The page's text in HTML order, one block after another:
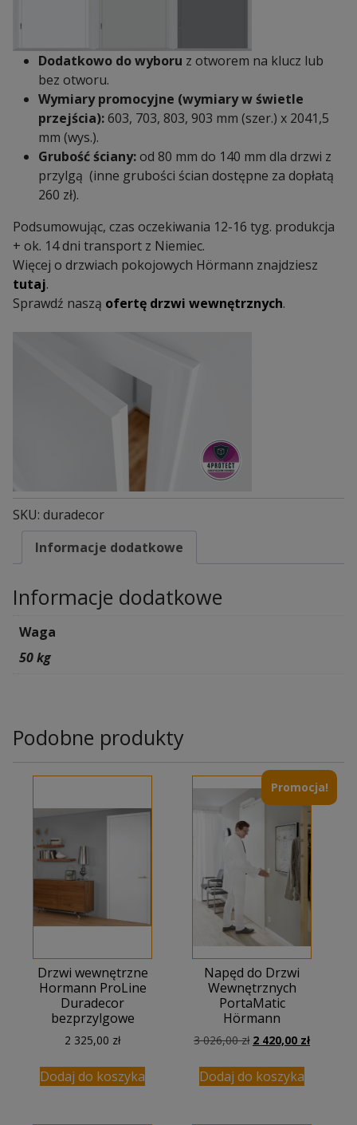
Dodatkowo do wyboru z otworem na klucz lub
bez otworu.
Wymiary promocyjne (wymiary w świetle
przejścia):603, 703, 803, 903 mm (szer.) x 2041,5
mm (wys.).
Grubość ściany:od 80 mm do 140 mm dla drzwi z
przylgą (inne grubości ścian dostępne za dopłatą
260 zł).
Podsumowując, czas oczekiwania 12-16 tyg. produkcja
+ ok. 14 dni transport z Niemiec.
Więcej o drzwiach pokojowych Hörmann znajdziesz
tutaj.
Sprawdź naszą ofertę drzwi wewnętrznych.
SKU: duradecor
Informacje dodatkowe
Informacje dodatkowe
Waga
50 kg
Podobne produkty
Drzwi wewnętrzne
Hormann ProLine
Duradecor
bezprzylgowe
2 325,00 zł
Dodaj do koszyka
Promocja!
Napęd do Drzwi
Wewnętrznych
PortaMatic
Hörmann
3 026,00zł Pierwotna
wynosiła:
3
2 420,00 złAktualna
Dodaj do koszyka